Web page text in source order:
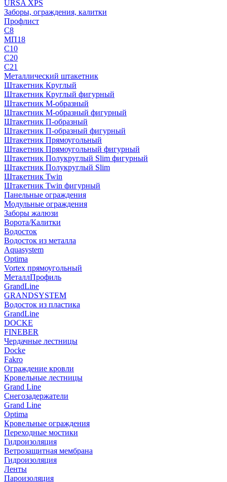
URSA XPS
Заборы, ограждения, калитки
Профлист
С8
МП18
С10
С20
С21
Металлический штакетник
Штакетник Круглый
Штакетник Круглый фигурный
Штакетник М-образный
Штакетник М-образный фигурный
Штакетник П-образный
Штакетник П-образный фигурный
Штакетник Прямоугольный
Штакетник Прямоугольный фигурный
Штакетник Полукруглый Slim фигурный
Штакетник Полукруглый Slim
Штакетник Twin
Штакетник Twin фигурный
Панельные ограждения
Модульные ограждения
Заборы жалюзи
Ворота/Калитки
Водосток
Водосток из металла
Aquasystem
Optima
Vortex прямоугольный
МеталлПрофиль
GrandLine
GRANDSYSTEM
Водосток из пластика
GrandLine
DOCKE
FINEBER
Чердачные лестницы
Docke
Fakro
Ограждение кровли
Кровельные лестницы
Grand Line
Снегозадержатели
Grand Line
Optima
Кровельные ограждения
Переходные мостики
Гидроизоляция
Ветрозащитная мембрана
Гидроизоляция
Ленты
Пароизоляция